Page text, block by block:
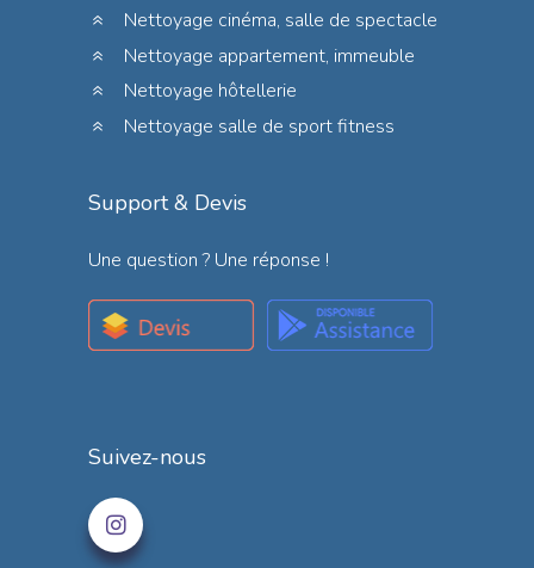
Nettoyage cinéma, salle de spectacle
Nettoyage appartement, immeuble
Nettoyage hôtellerie
Nettoyage salle de sport fitness
Support & Devis
Une question ? Une réponse !
Suivez-nous